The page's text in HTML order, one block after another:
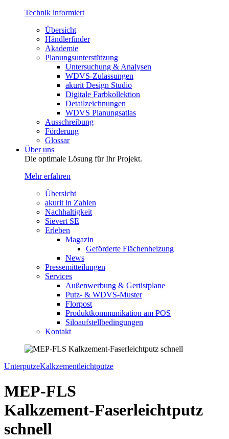
Technik informiert
Übersicht
Händlerfinder
Akademie
Planungsunterstützung
Untersuchung & Analysen
WDVS-Zulassungen
akurit Design Studio
Digitale Farbkollektion
Detailzeichnungen
WDVS Planungsatlas
Ausschreibung
Förderung
Glossar
Über uns
Die optimale Lösung für Ihr Projekt.
Mehr erfahren
Übersicht
akurit in Zahlen
Nachhaltigkeit
Sievert SE
Erleben
Magazin
Geförderte Flächenheizung
News
Pressemitteilungen
Services
Außenwerbung & Gerüstplane
Putz- & WDVS-Muster
Florpost
Produktkommunikation am POS
Siloaufstellbedingungen
Kontakt
UnterputzeKalkzementleichtputze
MEP-FLS
Kalkzement-Faserleichtputz
schnell